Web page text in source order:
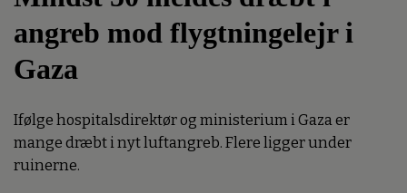
angreb mod flygtningelejr i
Gaza
Ifølge hospitalsdirektør og ministerium i Gaza er
mange dræbt i nyt luftangreb. Flere ligger under
ruinerne.